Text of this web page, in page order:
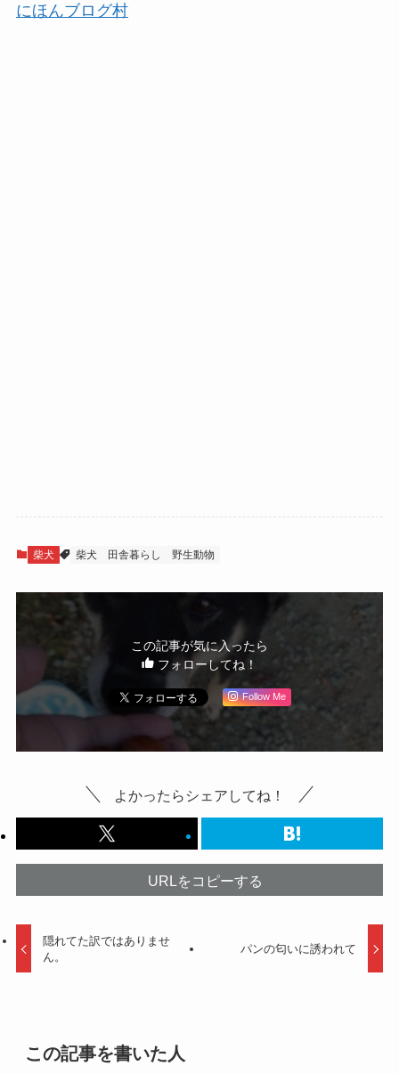
にほんブログ村
柴犬 柴犬 田舎暮らし 野生動物
この記事が気に入ったら
フォローしてね！
Follow Me
よかったらシェアしてね！
URLをコピーする
隠れてた訳ではありませ
ん。
パンの匂いに誘われて
この記事を書いた人